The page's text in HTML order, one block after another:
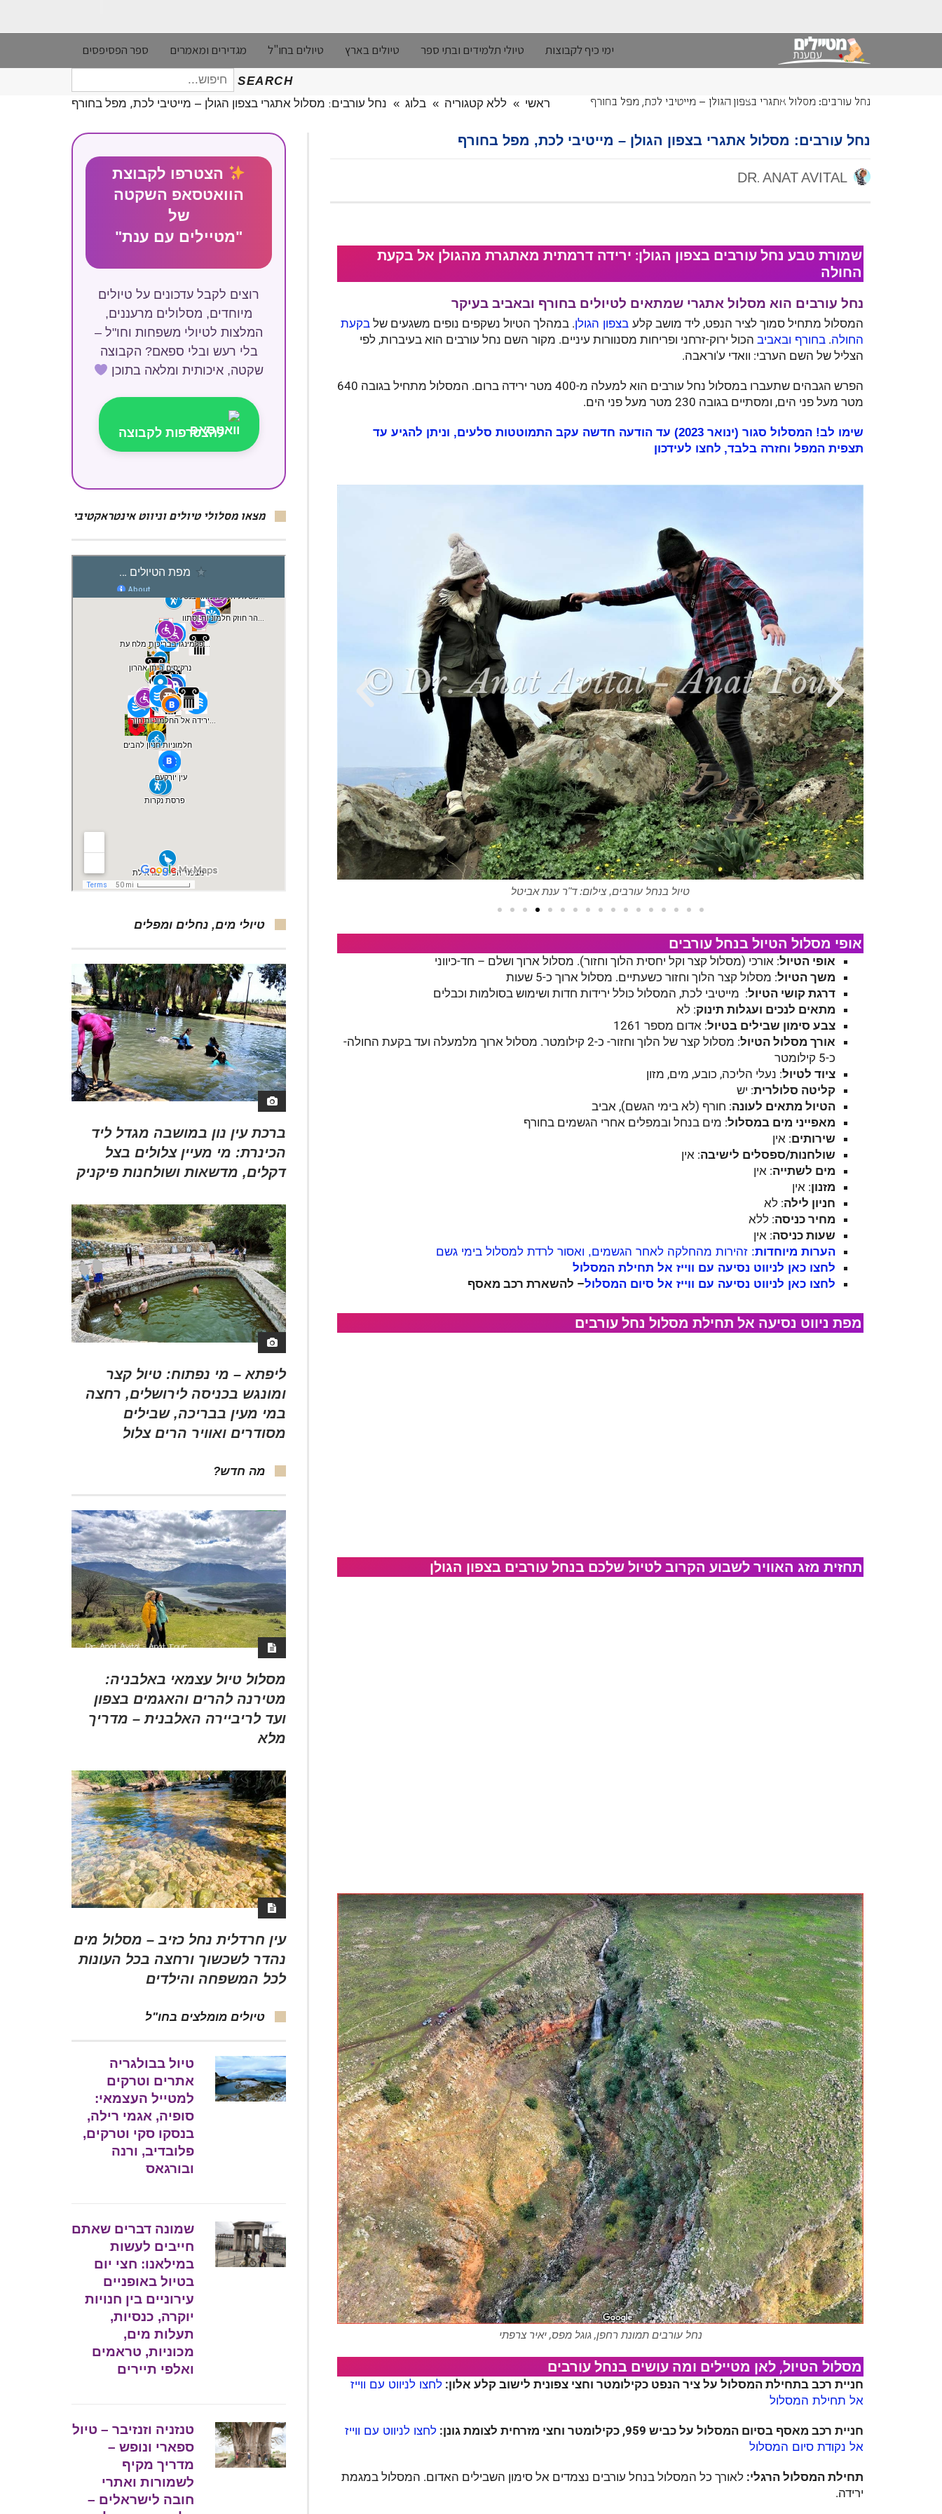
ימי כיף לקבוצות טיולי תלמידים ובתי ספר טיולים בארץ טיולים בחו"ל מגדירים ומאמרים ספר הפסיפסים
SEARCH
חיפוש
עבור:
נחל עורבים: מסלול אתגרי בצפון הגולן – מייטיבי לכת, מפל בחורף ראשי » ללא קטגוריה » בלוג » נחל עורבים: מסלול אתגרי בצפון הגולן – מייטיבי לכת, מפל בחורף
נחל עורבים: מסלול אתגרי בצפון הגולן – מייטיבי לכת, מפל בחורף
שמורת טבע נחל עורבים בצפון הגולן: ירידה דרמתית מאתגרת מהגולן אל בקעת
החולה
נחל עורבים הוא מסלול אתגרי שמתאים לטיולים בחורף ובאביב בעיקר
המסלול מתחיל סמוך לציר הנפט, ליד מושב קלע בצפון הגולן. במהלך הטיול נשקפים נופים משגעים של בקעת
החולה. בחורף ובאביב הכול ירוק-זרחני ופריחות מסנוורות עיניים. מקור השם נחל עורבים הוא בעיברות, לפי
הצליל של השם הערבי: וואדי ע'וראבה.
הפרש הגבהים שתעברו במסלול נחל עורבים הוא למעלה מ-400 מטר ירידה ברום. המסלול מתחיל בגובה 640
מטר מעל פני הים, ומסתיים בגובה 230 מטר מעל פני הים.
שימו לב! המסלול סגור (ינואר 2023) עד הודעה חדשה עקב התמוטטות סלעים, וניתן להגיע עד
תצפית המפל וחזרה בלבד, לחצו לעידכון
מצוקי נחל עורבים, צילום: ד"ר ענת טיול בנחל עורבים, צילום: ד"ר ענת אביטל
אופי מסלול הטיול בנחל עורבים
אופי הטיול: אורכי (מסלול קצר וקל יחסית הלוך וחזור). מסלול ארוך ושלם – חד-כיווני
משך הטיול: מסלול קצר הלוך וחזור כשעתיים. מסלול ארוך כ-5 שעות
דרגת קושי הטיול: מייטיבי לכת, המסלול כולל ירידות חדות ושימוש בסולמות וכבלים
מתאים לנכים ועגלות תינוק: לא
צבע סימון שבילים בטיול: אדום מספר 1261
אורך מסלול הטיול
: מסלול קצר של הלוך וחזור- כ-2 קילומטר. מסלול ארוך מלמעלה ועד בקעת החולה-
כ-5 קילומטר
ציוד לטיול: נעלי הליכה, כובע, מים, מזון
קליטה סלולרית: יש
הטיול מתאים לעונה: חורף (לא בימי הגשם), אביב
מאפייני מים במסלול: מים בנחל ובמפלים אחרי הגשמים בחורף
שירותים: אין
שולחנות/ספסלים לישיבה: אין
מים לשתייה: אין
מזנון: אין
חניון לילה: לא
מחיר כניסה: ללא
שעות כניסה: אין
הערות מיוחדות: זהירות מהחלקה לאחר הגשמים, ואסור לרדת למסלול בימי גשם
לחצו כאן לניווט נסיעה עם ווייז אל תחילת המסלול
לחצו כאן לניווט נסיעה עם ווייז אל סיום המסלול– להשארת רכב מאסף
מפת ניווט נסיעה אל​ תחילת מסלול נחל עורבים
תחזית מזג האוויר לשבוע הקרוב לטיול שלכם בנחל עורבים בצפון הגולן
נחל עורבים תמונת רחפן, גוגל מפס, יאיר צרפתי
מסלול הטיול, לאן מטיילים ומה עושים בנחל עורבים
חניית רכב בתחילת המסלול על ציר הנפט כקילומטר וחצי צפונית לישוב קלע אלון: לחצו לניווט עם ווייז
אל תחילת המסלול
חניית רכב מאסף בסיום המסלול על כביש 959, כקילומטר וחצי מזרחית לצומת גונן:
לחצו לניווט עם ווייז
אל נקודת סיום המסלול
תחילת המסלול הרגלי: לאורך כל המסלול בנחל עורבים נצמדים אל סימון השבילים האדום. המסלול במגמת
ירידה.
הצטרפו לקבוצת
הוואטסאפ השקטה
של
"מטיילים עם ענת"
רוצים לקבל עדכונים על טיולים
מיוחדים, מסלולים מרעננים,
המלצות לטיולי משפחות וחו"ל –
בלי רעש ובלי ספאם? הקבוצה
שקטה, איכותית ומלאה בתוכן
להצטרפות לקבוצה
מצאו מסלולי טיולים וניווט אינטראקטיבי
טיולי מים, נחלים ומפלים
ברכת עין נון במושבה מגדל ליד
הכינרת: מי מעיין צלולים בצל
דקלים, מדשאות ושולחנות פיקניק
ליפתא – מי נפתוח: טיול קצר
ומונגש בכניסה לירושלים, רחצה
במי מעין בבריכה, שבילים
מסודרים ואוויר הרים צלול
מה חדש?
מסלול טיול עצמאי באלבניה:
מטירנה להרים והאגמים בצפון
ועד לריביירה האלבנית – מדריך
מלא
עין חרדלית נחל כזיב – מסלול מים
נהדר לשכשוך ורחצה בכל העונות
לכל המשפחה והילדים
טיולים מומלצים בחו"ל
טיול בבולגריה
אתרים וטרקים
למטייל העצמאי:
סופיה, אגמי רילה,
בנסקו סקי וטרקים,
פלובדיב, ורנה
ובורגאס
שמונה דברים שאתם
חייבים לעשות
במילאנו: חצי יום
בטיול באופניים
עירוניים בין חנויות
יוקרה, כנסיות,
תעלות מים,
מכוניות, טראמים
ואלפי תיירים
טנזניה וזנזיבר – טיול
ספארי ונופש –
מדריך מקיף
לשמורות ואתרי
חובה לישראלים –